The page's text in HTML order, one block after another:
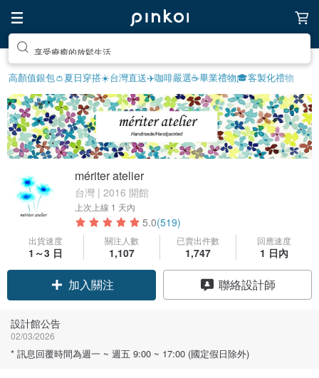
享受療癒的放鬆生活
高顏值銀包👛夏日穿搭☀️台灣直送✈️咖啡嚴選☕️畢業禮物🎓客製化禮物
mériter atelier
台灣 | 2016 開館
上次上線 1 天內
5.0(519)
出貨速度
1～3 日
關注人數
1,107
已賣出件數
1,747
回應速度
1 日內
加入關注 聯絡設計師
設計館公告
02/03/2026
* 訊息回覆時間為週一 ~ 週五 9:00 ~ 17:00 (國定假日除外)